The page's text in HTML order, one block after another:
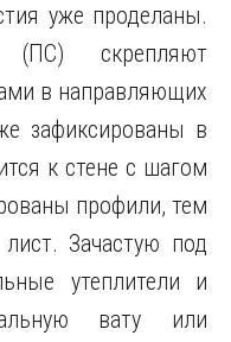
уже проделаны.
(ПС) скрепляют
в направляющих
зафиксированы в
к стене с шагом
профили, тем
Зачастую под
утеплители и
вату или